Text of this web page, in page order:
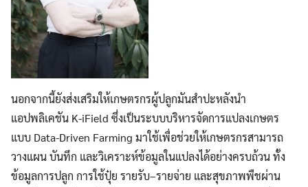
นอกจากนี้ยังส่งเสริมให้เกษตรกรผู้ปลูกมันสำปะหลังนำ
แอปพลิเคชัน K-iField ซึ่งเป็นระบบบริหารจัดการแปลงเกษตร
แบบ Data-Driven Farming มาใช้เพื่อช่วยให้เกษตรกรสามารถ
วางแผน บันทึก และวิเคราะห์ข้อมูลในแปลงได้อย่างครบถ้วน ทั้ง
ข้อมูลการปลูก การใช้ปุ๋ย รายรับ–รายจ่าย และสุขภาพพืชผ่าน